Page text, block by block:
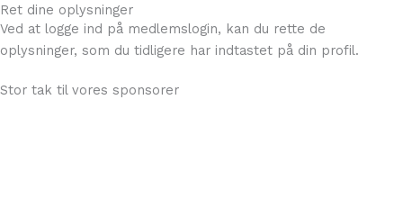
Ret dine oplysninger
Ved at logge ind på medlemslogin, kan du rette de
oplysninger, som du tidligere har indtastet på din profil.
Stor tak til vores sponsorer